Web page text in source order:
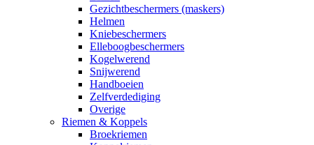
Gezichtbeschermers (maskers)
Helmen
Kniebeschermers
Elleboogbeschermers
Kogelwerend
Snijwerend
Handboeien
Zelfverdediging
Overige
Riemen & Koppels
Broekriemen